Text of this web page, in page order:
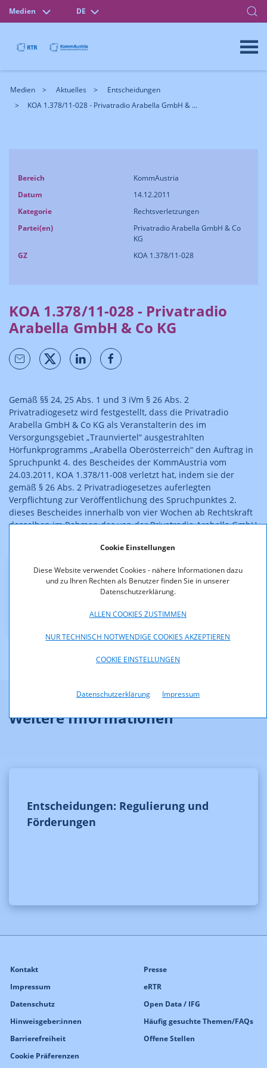
Cookie Einstellungen
Diese Website verwendet Cookies - nähere Informationen dazu
und zu Ihren Rechten als Benutzer finden Sie in unserer
Datenschutzerklärung.
ALLEN COOKIES ZUSTIMMEN
NUR TECHNISCH NOTWENDIGE COOKIES AKZEPTIEREN
COOKIE EINSTELLUNGEN
Datenschutzerklärung Impressum
Medien DE
Medien Aktuelles
Entscheidungen
KOA 1.378/11-028 - Privatradio Arabella GmbH & ...
Bereich
KommAustria
Datum
14.12.2011
Kategorie
Rechtsverletzungen
Partei(en)
Privatradio Arabella GmbH & Co
KG
GZ
KOA 1.378/11-028
KOA 1.378/11-028 - Privatradio
Arabella GmbH & Co KG
Gemäß §§ 24, 25 Abs. 1 und 3 iVm § 26 Abs. 2
Privatradiogesetz wird festgestellt, dass die Privatradio
Arabella GmbH & Co KG als Veranstalterin des im
Versorgungsgebiet „Traunviertel“ ausgestrahlten
Hörfunkprogramms „Arabella Oberösterreich“ den Auftrag in
Spruchpunkt 4. des Bescheides der KommAustria vom
24.03.2011, KOA 1.378/11-008 verletzt hat, indem sie der
gemäß § 26 Abs. 2 Privatradiogesetzes auferlegten
Verpflichtung zur Veröffentlichung des Spruchpunktes 2.
dieses Bescheides innerhalb von vier Wochen ab Rechtskraft
desselben im Rahmen des von der Privatradio Arabella GmbH
Downloads
Weitere Informationen
Entscheidungen: Regulierung und
Förderungen
Kontakt
Impressum
Datenschutz
Hinweisgeber:innen
Barrierefreiheit
Cookie Präferenzen
Presse
eRTR
Open Data / IFG
Häufig gesuchte Themen/FAQs
Offene Stellen